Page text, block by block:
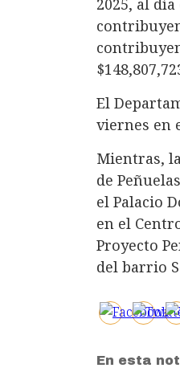
2025, al
El
viernes en
Mientras,
de
el Palacio
en el
Proyecto
del barrio
En esta